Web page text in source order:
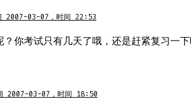
2007-03-07，时间 22:53
你考试只有几天了哦，还是赶紧复习一下
2007-03-07，时间 18:50